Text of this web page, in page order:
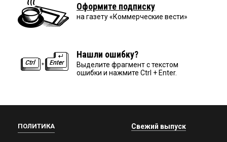
Оформите подписку
на газету «Коммерческие вести»
Нашли ошибку?
Выделите фрагмент с текстом
ошибки и нажмите Ctrl + Enter.
ПОЛИТИКА Свежий выпуск